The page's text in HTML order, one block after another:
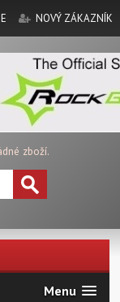
NOVÝ ZÁKAZNÍK
zboží.
Menu